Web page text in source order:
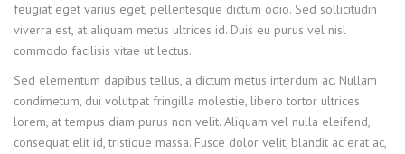
feugiat eget varius eget, pellentesque dictum odio. Sed sollicitudin
viverra est, at aliquam metus ultrices id. Duis eu purus vel nisl
commodo facilisis vitae ut lectus.
Sed elementum dapibus tellus, a dictum metus interdum ac. Nullam
condimetum, dui volutpat fringilla molestie, libero tortor ultrices
lorem, at tempus diam purus non velit. Aliquam vel nulla eleifend,
consequat elit id, tristique massa. Fusce dolor velit, blandit ac erat ac,